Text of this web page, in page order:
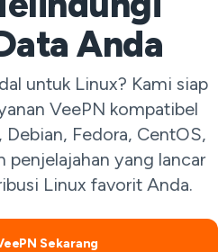
Anda
untuk Linux? Kami siap
VeePN kompatibel
Fedora, CentOS,
penjelajahan yang lancar
Linux favorit Anda.
Sekarang